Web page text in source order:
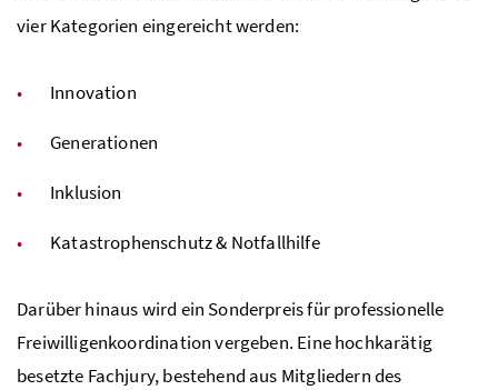
vier Kategorien eingereicht werden:
Innovation
Generationen
Inklusion
Katastrophenschutz & Notfallhilfe
Darüber hinaus wird ein Sonderpreis für professionelle
Freiwilligenkoordination vergeben. Eine hochkarätig
besetzte Fachjury, bestehend aus Mitgliedern des